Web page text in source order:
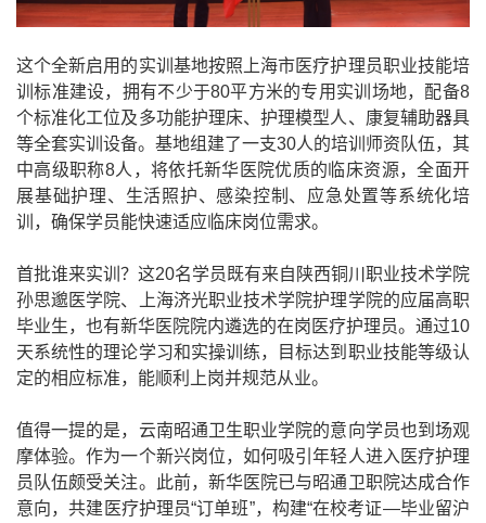
这个全新启用的实训基地按照上海市医疗护理员职业技能培
训标准建设，拥有不少于80平方米的专用实训场地，配备8
个标准化工位及多功能护理床、护理模型人、康复辅助器具
等全套实训设备。基地组建了一支30人的培训师资队伍，其
中高级职称8人，将依托新华医院优质的临床资源，全面开
展基础护理、生活照护、感染控制、应急处置等系统化培
训，确保学员能快速适应临床岗位需求。
首批谁来实训？这20名学员既有来自陕西铜川职业技术学院
孙思邈医学院、上海济光职业技术学院护理学院的应届高职
毕业生，也有新华医院院内遴选的在岗医疗护理员。通过10
天系统性的理论学习和实操训练，目标达到职业技能等级认
定的相应标准，能顺利上岗并规范从业。
值得一提的是，云南昭通卫生职业学院的意向学员也到场观
摩体验。作为一个新兴岗位，如何吸引年轻人进入医疗护理
员队伍颇受关注。此前，新华医院已与昭通卫职院达成合作
意向，共建医疗护理员“订单班”，构建“在校考证—毕业留沪